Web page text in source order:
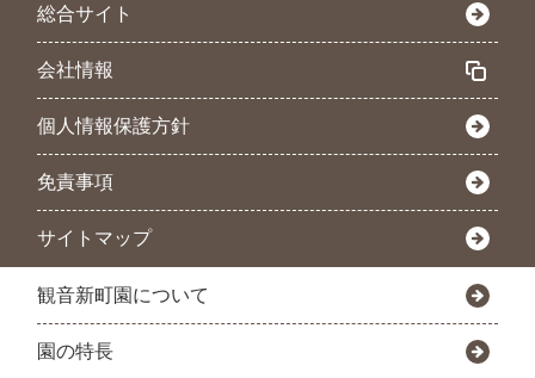
総合サイト
会社情報
個人情報保護方針
免責事項
サイトマップ
観音新町園について
園の特長